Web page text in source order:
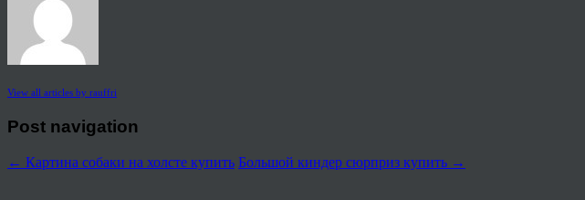
View all articles by rauffri
Post navigation
← Картина собаки на холсте купить Большой киндер сюрприз купить →